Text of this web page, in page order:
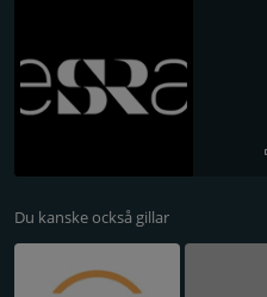
Du kanske också gillar